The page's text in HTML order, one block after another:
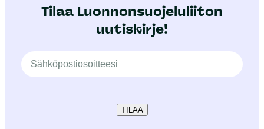
Tilaa Luonnonsuojeluliiton
uutiskirje!
TILAA